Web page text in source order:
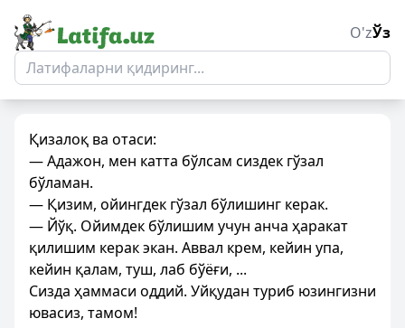
O'zЎз
Қизалоқ ва отаси:
— Адажон, мен катта бўлсам сиздек гўзал
бўламан.
— Қизим, ойингдек гўзал бўлишинг керак.
— Йўқ. Ойимдек бўлишим учун анча ҳаракат
қилишим керак экан. Аввал крем, кейин упа,
кейин қалам, туш, лаб бўёғи, ...
Сизда ҳаммаси оддий. Уйқудан туриб юзингизни
ювасиз, тамом!